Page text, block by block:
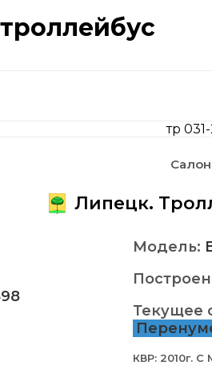
Салон
Липецк.
Модель:
Текущее
КВР: 2010г. С